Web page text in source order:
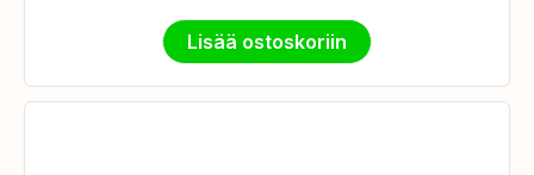
Lisää ostoskoriin